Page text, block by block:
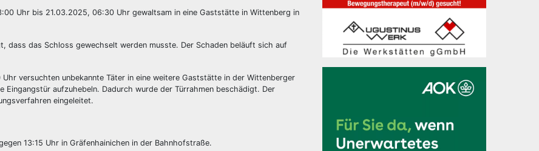
Uhr bis 21.03.2025, 06:30 Uhr gewaltsam in eine Gaststätte in Wittenberg in
dass das Schloss gewechselt werden musste. Der Schaden beläuft sich auf
versuchten unbekannte Täter in eine weitere Gaststätte in der Wittenberger
aufzuhebeln. Dadurch wurde der Türrahmen beschädigt. Der
eingeleitet.
13:15 Uhr in Gräfenhainichen in der Bahnhofstraße.